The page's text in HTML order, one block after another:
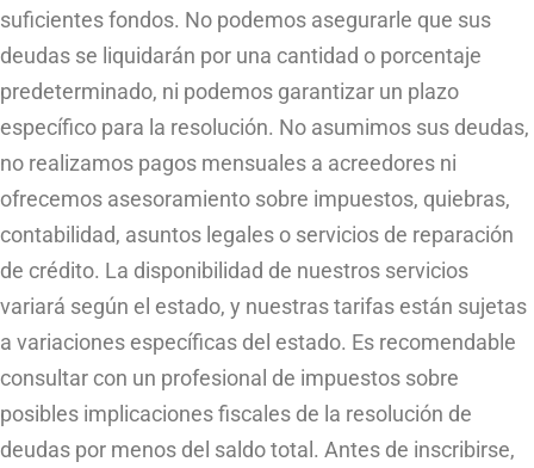
suficientes fondos. No podemos asegurarle que sus
deudas se liquidarán por una cantidad o porcentaje
predeterminado, ni podemos garantizar un plazo
específico para la resolución. No asumimos sus deudas,
no realizamos pagos mensuales a acreedores ni
ofrecemos asesoramiento sobre impuestos, quiebras,
contabilidad, asuntos legales o servicios de reparación
de crédito. La disponibilidad de nuestros servicios
variará según el estado, y nuestras tarifas están sujetas
a variaciones específicas del estado. Es recomendable
consultar con un profesional de impuestos sobre
posibles implicaciones fiscales de la resolución de
deudas por menos del saldo total. Antes de inscribirse,